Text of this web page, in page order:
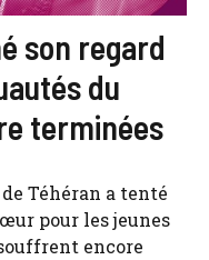
son regard
du
terminées
Téhéran a tenté
pour les jeunes
encore